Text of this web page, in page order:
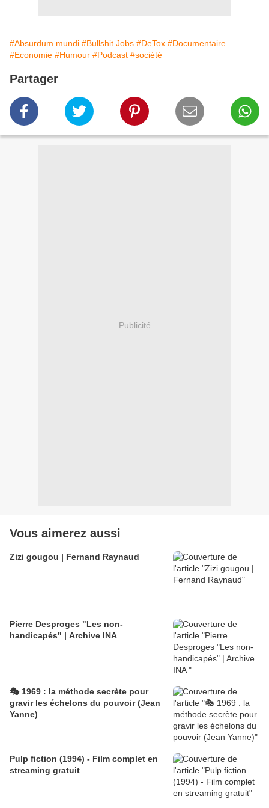
#Absurdum mundi #Bullshit Jobs #DeTox #Documentaire
#Economie #Humour #Podcast #société
Partager
Publicité
Vous aimerez aussi
Zizi gougou | Fernand Raynaud
Pierre Desproges "Les non-
handicapés" | Archive INA
🎭 1969 : la méthode secrète pour
gravir les échelons du pouvoir (Jean
Yanne)
Pulp fiction (1994) - Film complet en
streaming gratuit